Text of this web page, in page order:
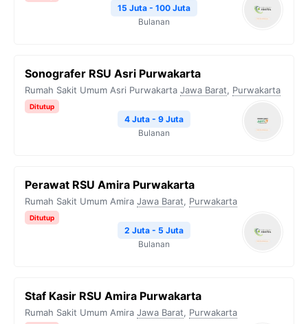
15 Juta - 100 Juta
Bulanan
Sonografer RSU Asri Purwakarta
Rumah Sakit Umum Asri Purwakarta Jawa Barat, Purwakarta
Ditutup
4 Juta - 9 Juta
Bulanan
Perawat RSU Amira Purwakarta
Rumah Sakit Umum Amira Jawa Barat, Purwakarta
Ditutup
2 Juta - 5 Juta
Bulanan
Staf Kasir RSU Amira Purwakarta
Rumah Sakit Umum Amira Jawa Barat, Purwakarta